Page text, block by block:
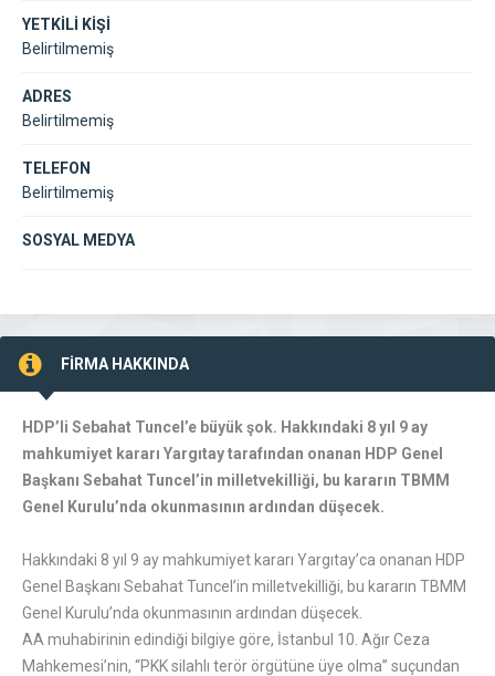
YETKİLİ KİŞİ
Belirtilmemiş
ADRES
Belirtilmemiş
TELEFON
Belirtilmemiş
SOSYAL MEDYA
FİRMA HAKKINDA
HDP’li Sebahat Tuncel’e büyük şok. Hakkındaki 8 yıl 9 ay
mahkumiyet kararı Yargıtay tarafından onanan HDP Genel
Başkanı Sebahat Tuncel’in milletvekilliği, bu kararın TBMM
Genel Kurulu’nda okunmasının ardından düşecek.
Hakkındaki 8 yıl 9 ay mahkumiyet kararı Yargıtay’ca onanan HDP
Genel Başkanı Sebahat Tuncel’in milletvekilliği, bu kararın TBMM
Genel Kurulu’nda okunmasının ardından düşecek.
AA muhabirinin edindiği bilgiye göre, İstanbul 10. Ağır Ceza
Mahkemesi’nin, “PKK silahlı terör örgütüne üye olma” suçundan